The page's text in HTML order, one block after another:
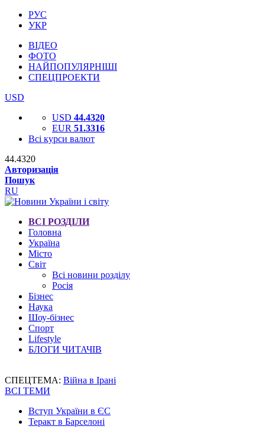
РУС
УКР
ВІДЕО
ФОТО
НАЙПОПУЛЯРНІШІ
СПЕЦПРОЕКТИ
USD
USD 44.4320
EUR 51.3316
Всі курси валют
44.4320
Авторизація
Пошук
RU
ВСІ РОЗДІЛИ
Головна
Україна
Місто
Світ
Всі новини розділу
Росія
Бізнес
Наука
Шоу-бізнес
Спорт
Lifestyle
БЛОГИ ЧИТАЧІВ
СПЕЦТЕМА: Війна в Ірані
ВСІ ТЕМИ
Вступ України в ЄС
Теракт в Барселоні